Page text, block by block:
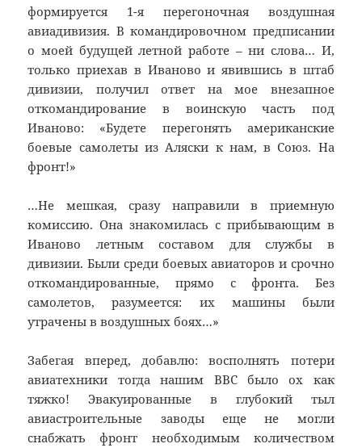
формируется 1-я перегоночная воздушная
авиадивизия. В командировочном предписании
о моей будущей летной работе – ни слова… И,
только приехав в Иваново и явившись в штаб
дивизии, получил ответ на мое внезапное
откомандирование в воинскую часть под
Иваново: «Будете перегонять американские
боевые самолеты из Аляски к нам, в Союз. На
фронт!»
…Не мешкая, сразу направили в приемную
комиссию. Она знакомилась с прибывающим в
Иваново летным составом для службы в
дивизии. Были среди боевых авиаторов и срочно
откомандированные, прямо с фронта. Без
самолетов, разумеется: их машины были
утрачены в воздушных боях…»
Забегая вперед, добавлю: восполнять потери
авиатехники тогда нашим ВВС было ох как
тяжко! Эвакуированные в глубокий тыл
авиастроительные заводы еще не могли
снабжать фронт необходимым количеством